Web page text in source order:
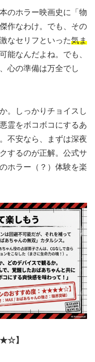
のホラー映画史に「物
作なわけ。でも、その
なセリフといった気ま
能なんだよね。でも、
心の準備は万全でし
。しっかりチョイスし
霊をボコボコにするあ
不安なら、まずは深夜
するのが正解。公式サ
ホラー（？）体験を楽
】